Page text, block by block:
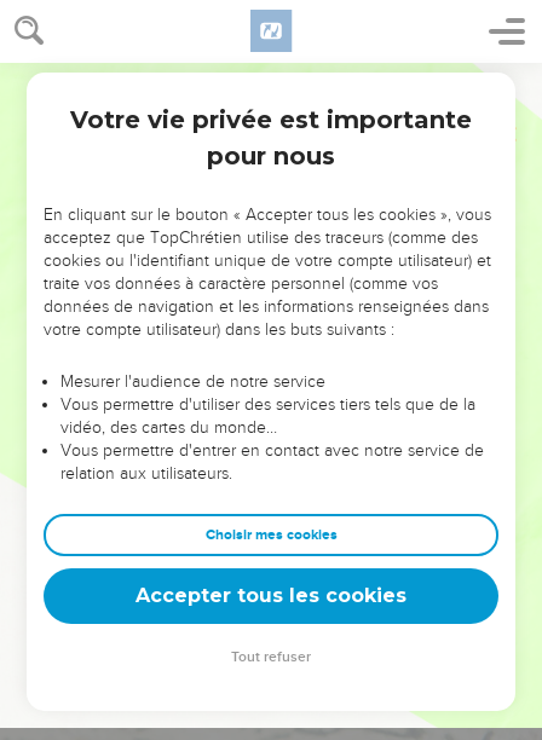
NE MANQUEZ PAS L’ÉVÉNEMENT
DE L’ANNÉE !
ET SI LEURS ERREURS POUVAIENT VOUS ÉVITER LES
VOTRES ?
leur foi ou leur vision. Mais on voit moins les doutes, les erreurs
et les saisons difficiles qu'ils ont traversés, alors même que ce
sont elles qui les ont façonnés.
Dans cette conférence, leaders, entrepreneurs, et responsables
clés pour avancer avec plus de sagesse afin que leurs erreurs
deviennent vos tremplins. Que vous guidiez un ministère, une
équipe, un groupe ou une famille, leur expérience est faite
Votre vie privée est importante
pour nous
En cliquant sur le bouton « Accepter tous les cookies », vous
acceptez que TopChrétien utilise des traceurs (comme des
cookies ou l'identifiant unique de votre compte utilisateur) et
traite vos données à caractère personnel (comme vos
données de navigation et les informations renseignées dans
votre compte utilisateur) dans les buts suivants :
Mesurer l'audience de notre service
Vous permettre d'utiliser des services tiers tels que de la
vidéo, des cartes du monde…
Vous permettre d'entrer en contact avec notre service de
relation aux utilisateurs.
Choisir mes cookies
Accepter tous les cookies
Tout refuser